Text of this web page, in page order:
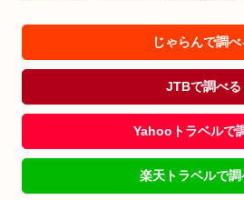
じゃらんで調べ
JTBで調べる
Yahooトラベルで
楽天トラベルで調